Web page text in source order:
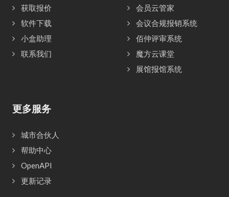
获取报价
软件下载
小盒助理
联系我们
会员云管家
会议合规报销系统
佰仲评审系统
魔方云课堂
展馆报馆系统
更多服务
城市合伙人
帮助中心
OpenAPI
更新记录